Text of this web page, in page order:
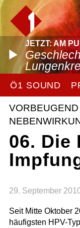
JETZT: AM
Ö1 SOUND
06. Die
29. September
Seit Mitte Oktober
häufigsten HPV-